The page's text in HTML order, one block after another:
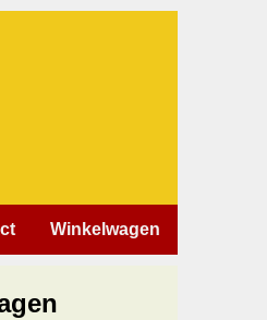
Winkelwagen